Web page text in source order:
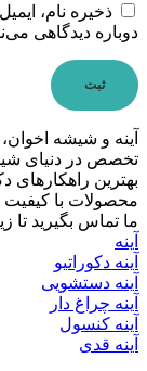
ذخیره نام،
دوباره دیدگاهی
آینه و شیشه
تخصص در دنیای
بهترین راهکارهای
محصولات با کیفیت
ما تماس بگیرید تا
آینه
آینه دکوراتیو
آینه دستشویی
آینه چراغ دار
آینه کنسول
آینه قدی